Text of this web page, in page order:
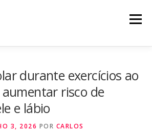
Menu
durante exercícios ao
risco de
e lábio
3, 2026 POR CARLOS